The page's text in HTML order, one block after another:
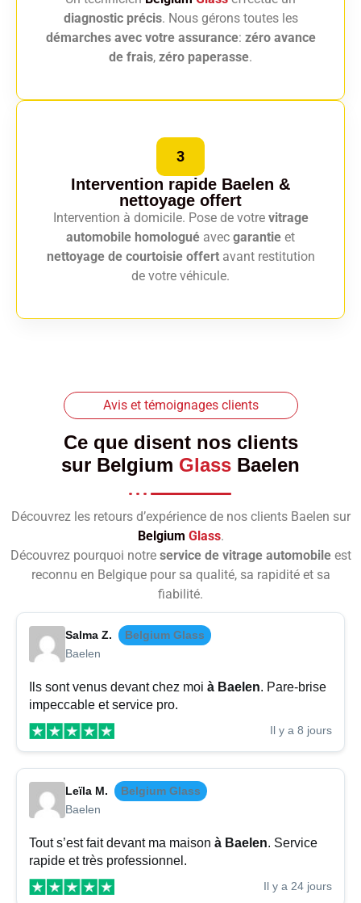
diagnostic précis. Nous gérons toutes les
démarches avec votre assurance: zéro avance
de frais, zéro paperasse.
3
Intervention rapide Baelen &
nettoyage offert
Intervention à domicile. Pose de votre vitrage
automobile homologué avec garantie et
nettoyage de courtoisie offertavant restitution
de votre véhicule.
Avis et témoignages clients
Ce que disent nos clients
sur Belgium Glass Baelen
Découvrez les retours d’expérience de nos clients Baelen sur
Belgium Glass.
Découvrez pourquoi notre service de vitrage automobileest
reconnu en Belgique pour sa qualité, sa rapidité et sa
fiabilité.
Salma Z.
Belgium Glass
Baelen
Ils sont venus devant chez moi à Baelen. Pare-brise
impeccable et service pro.
Il y a 8 jours
Leïla M.
Belgium Glass
Baelen
Tout s’est fait devant ma maison à Baelen. Service
rapide et très professionnel.
Il y a 24 jours